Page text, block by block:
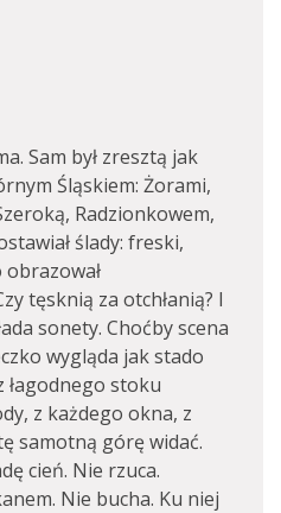
Sam był zresztą jak
Śląskiem: Żorami,
Radzionkowem,
ślady: freski,
obrazował
tęsknią za otchłanią? I
sonety. Choćby scena
wygląda jak stado
łagodnego stoku
z każdego okna, z
samotną górę widać.
cień. Nie rzuca.
Nie bucha. Ku niej